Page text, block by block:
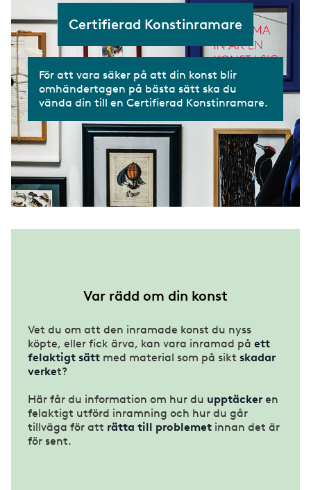
Certifierad Konstinramare
För att vara säker på att din konst blir
omhändertagen på bästa sätt ska du
vända din till en Certifierad Konstinramare.
Var rädd om din konst
Vet du om att den inramade konst du nyss
köpte, eller fick ärva, kan vara inramad på ett
felaktigt sätt med material som på sikt skadar
verket?
Här får du information om hur du upptäcker en
felaktigt utförd inramning och hur du går
tillväga för att rätta till problemet innan det är
för sent.